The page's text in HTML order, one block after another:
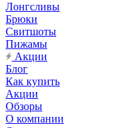
Лонгсливы
Брюки
Свитшоты
Пижамы
Акции
Блог
Как купить
Акции
Обзоры
О компании